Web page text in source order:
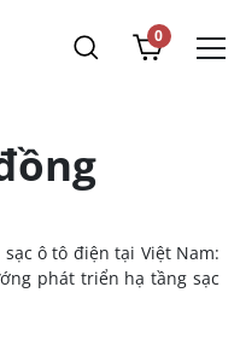
0
ô tô điện tại Việt Nam:
phát triển hạ tầng sạc